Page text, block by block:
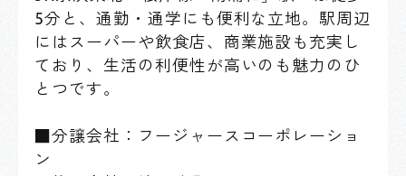
5分と、通勤・通学にも便利な立地。駅周辺
にはスーパーや飲食店、商業施設も充実し
ており、生活の利便性が高いのも魅力のひ
とつです。
■分譲会社：フージャースコーポレーショ
ン